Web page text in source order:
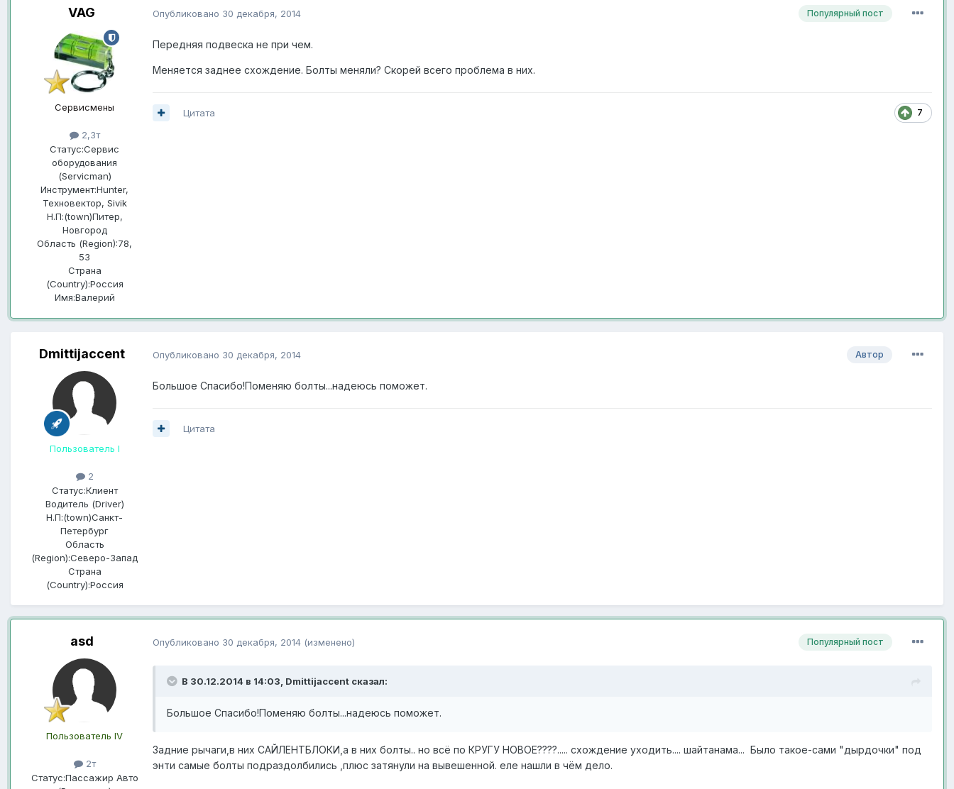
VAG
Сервисмены
2,3т
Статус:Сервис
оборудования
(Servicman)
Инструмент:Hunter,
Техновектор, Sivik
Н.П:(town)Питер,
Новгород
Область (Region):78,
53
Страна
(Country):Россия
Имя:Валерий
Популярный пост
Опубликовано 30 декабря, 2014
Передняя подвеска не при чем.
Меняется заднее схождение. Болты меняли? Скорей всего проблема в них.
7
Цитата
Dmittijaccent
Пользователь I
2
Статус:Клиент
Водитель (Driver)
Н.П:(town)Санкт-
Петербург
Область
(Region):Северо-Запад
Страна
(Country):Россия
Автор
Опубликовано 30 декабря, 2014
Большое Спасибо!Поменяю болты...надеюсь поможет.
Цитата
asd
Пользователь IV
2т
Статус:Пассажир Авто
Популярный пост
Опубликовано 30 декабря, 2014 (изменено)
В 30.12.2014 в 14:03, Dmittijaccent сказал:
Большое Спасибо!Поменяю болты...надеюсь поможет.
Задние рычаги,в них САЙЛЕНТБЛОКИ,а в них болты.. но всё по КРУГУ НОВОЕ????..... схождение уходить.... шайтанама... Было такое-сами "дырдочки" под
энти самые болты подраздолбились ,плюс затянули на вывешенной. еле нашли в чём дело.